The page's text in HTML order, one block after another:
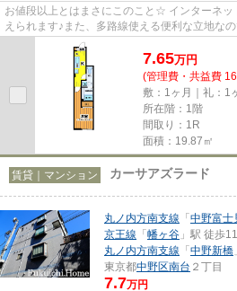
お値段以上とはまさにこのこと☆ インターネ
えられます♪また、多路線使える便利な立地な
です☆人気の閑静なエリアと...
7.65万円
(管理費・共益費
敷：1ヶ月｜礼：1
所在階：1階
間取り：1R
面積：19.87㎡
賃貸｜マンション カーサアズラード
丸ノ内方南支線 「中野富士
京王線 「幡ヶ谷 」駅 徒歩
丸ノ内方南支線 「中野新橋
東京都中野区南台 ２丁目
7.7万円